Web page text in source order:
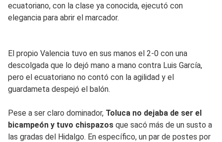
ecuatoriano, con la clase ya conocida, ejecutó con
elegancia para abrir el marcador.
El propio Valencia tuvo en sus manos el 2-0 con una
descolgada que lo dejó mano a mano contra Luis García,
pero el ecuatoriano no contó con la agilidad y el
guardameta despejó el balón.
Pese a ser claro dominador, Toluca no dejaba de ser el
bicampeón y tuvo chispazos que sacó más de un susto a
las gradas del Hidalgo. En específico, un par de postes por